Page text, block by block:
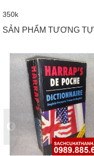
350k
SẢN PHẨM TƯƠNG TỰ